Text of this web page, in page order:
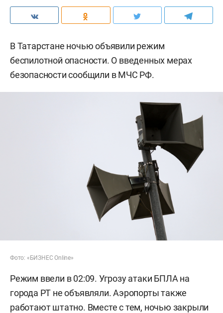
В Татарстане ночью объявили режим
беспилотной опасности. О введенных мерах
безопасности сообщили в МЧС РФ.
Фото: «БИЗНЕС Online»
Режим ввели в 02:09. Угрозу атаки БПЛА на
города РТ не объявляли. Аэропорты также
работают штатно. Вместе с тем, ночью закрыли